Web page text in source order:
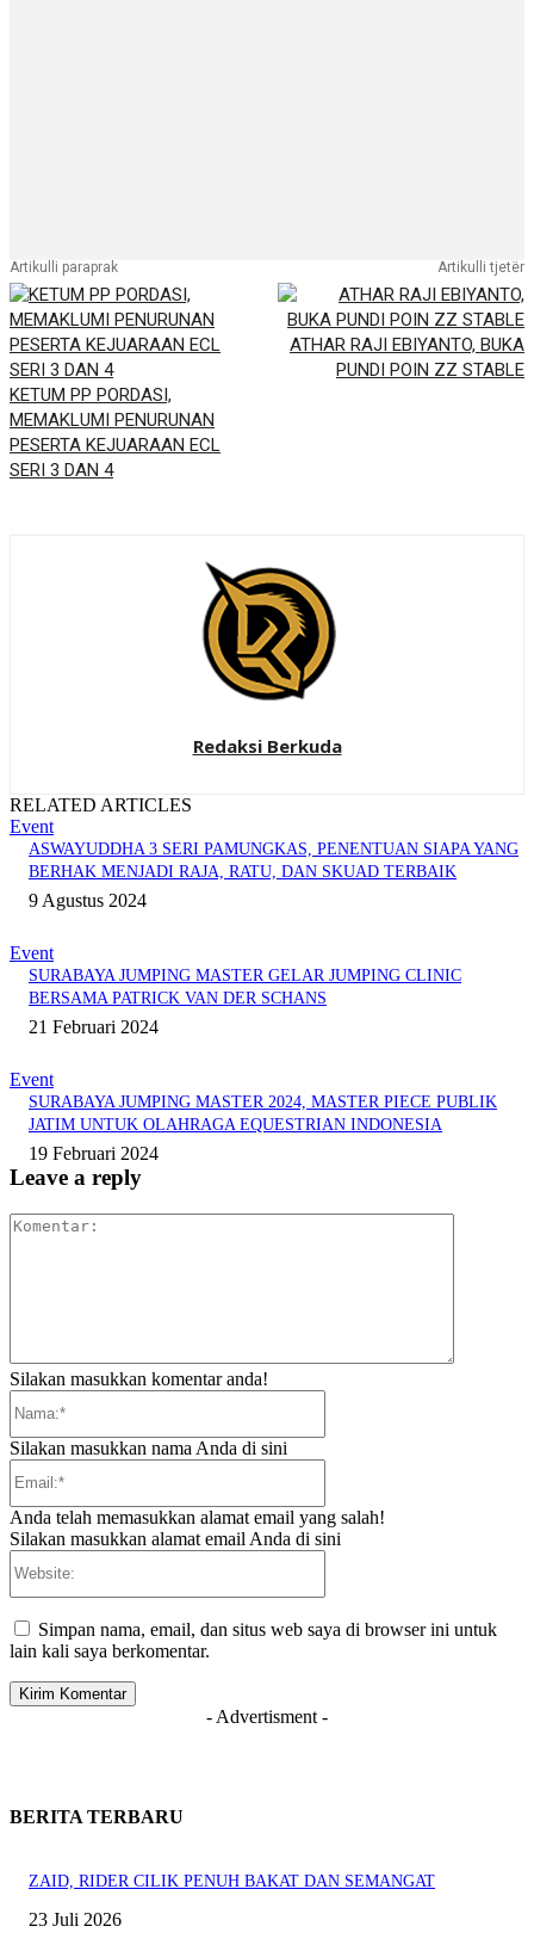
Artikulli paraprak
KETUM PP PORDASI,
MEMAKLUMI PENURUNAN
PESERTA KEJUARAAN ECL
SERI 3 DAN 4
Artikulli tjetër
ATHAR RAJI EBIYANTO, BUKA
PUNDI POIN ZZ STABLE
Redaksi Berkuda
RELATED ARTICLES
Event
ASWAYUDDHA 3 SERI PAMUNGKAS, PENENTUAN SIAPA YANG
BERHAK MENJADI RAJA, RATU, DAN SKUAD TERBAIK
9 Agustus 2024
Event
SURABAYA JUMPING MASTER GELAR JUMPING CLINIC
BERSAMA PATRICK VAN DER SCHANS
21 Februari 2024
Event
SURABAYA JUMPING MASTER 2024, MASTER PIECE PUBLIK
JATIM UNTUK OLAHRAGA EQUESTRIAN INDONESIA
19 Februari 2024
Leave a reply
Silakan masukkan komentar anda!
Silakan masukkan nama Anda di sini
Anda telah memasukkan alamat email yang salah!
Silakan masukkan alamat email Anda di sini
Simpan nama, email, dan situs web saya di browser ini untuk
lain kali saya berkomentar.
- Advertisment -
BERITA TERBARU
ZAID, RIDER CILIK PENUH BAKAT DAN SEMANGAT
23 Juli 2026